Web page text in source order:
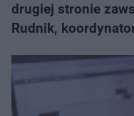
drugiej stronie
Rudnik,